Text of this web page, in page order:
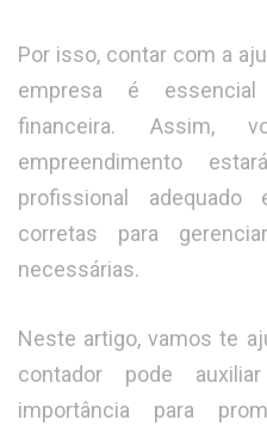
Por isso, contar com a
empresa é
financeira. Assim,
empreendimento
profissional
corretas para
necessárias.
Neste artigo, vamos te
contador pode
importância para